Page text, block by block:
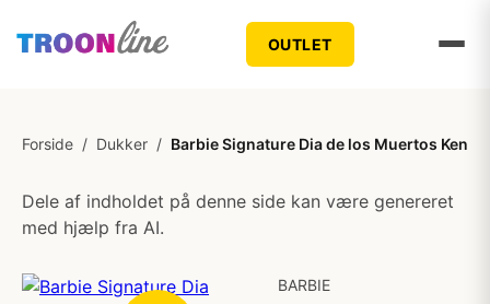
OUTLET
Forside / Dukker / Barbie Signature Dia de los Muertos Ken
Dele af indholdet på denne side kan være genereret
med hjælp fra AI.
BARBIE